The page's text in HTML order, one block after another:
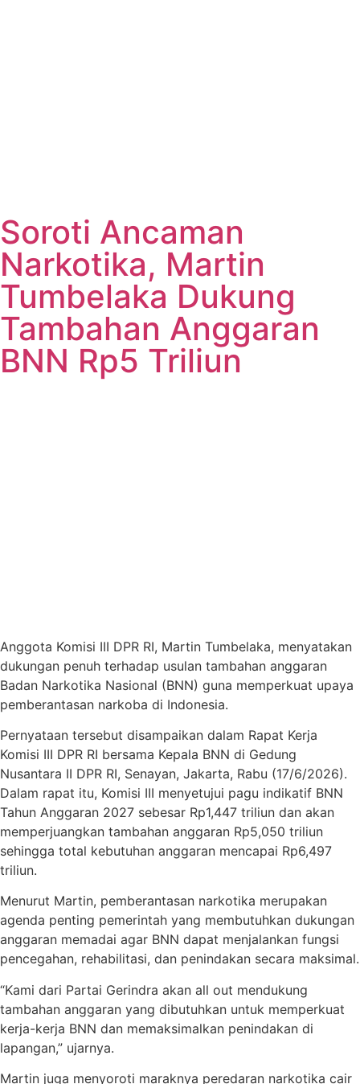
Soroti Ancaman
Narkotika, Martin
Tumbelaka Dukung
Tambahan Anggaran
BNN Rp5 Triliun
Anggota Komisi III DPR RI, Martin Tumbelaka, menyatakan
dukungan penuh terhadap usulan tambahan anggaran
Badan Narkotika Nasional (BNN) guna memperkuat upaya
pemberantasan narkoba di Indonesia.
Pernyataan tersebut disampaikan dalam Rapat Kerja
Komisi III DPR RI bersama Kepala BNN di Gedung
Nusantara II DPR RI, Senayan, Jakarta, Rabu (17/6/2026).
Dalam rapat itu, Komisi III menyetujui pagu indikatif BNN
Tahun Anggaran 2027 sebesar Rp1,447 triliun dan akan
memperjuangkan tambahan anggaran Rp5,050 triliun
sehingga total kebutuhan anggaran mencapai Rp6,497
triliun.
Menurut Martin, pemberantasan narkotika merupakan
agenda penting pemerintah yang membutuhkan dukungan
anggaran memadai agar BNN dapat menjalankan fungsi
pencegahan, rehabilitasi, dan penindakan secara maksimal.
“Kami dari Partai Gerindra akan all out mendukung
tambahan anggaran yang dibutuhkan untuk memperkuat
kerja-kerja BNN dan memaksimalkan penindakan di
lapangan,” ujarnya.
Martin juga menyoroti maraknya peredaran narkotika cair